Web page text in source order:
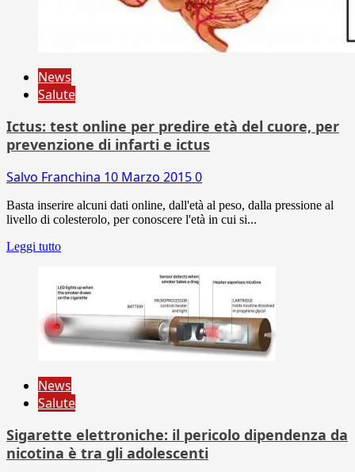
News
Salute
Ictus: test online per predire età del cuore, per
prevenzione di infarti e ictus
Salvo Franchina 10 Marzo 20150
Basta inserire alcuni dati online, dall'età al peso, dalla pressione al
livello di colesterolo, per conoscere l'età in cui si...
Leggi tutto
News
Salute
Sigarette elettroniche: il pericolo dipendenza da
nicotina è tra gli adolescenti